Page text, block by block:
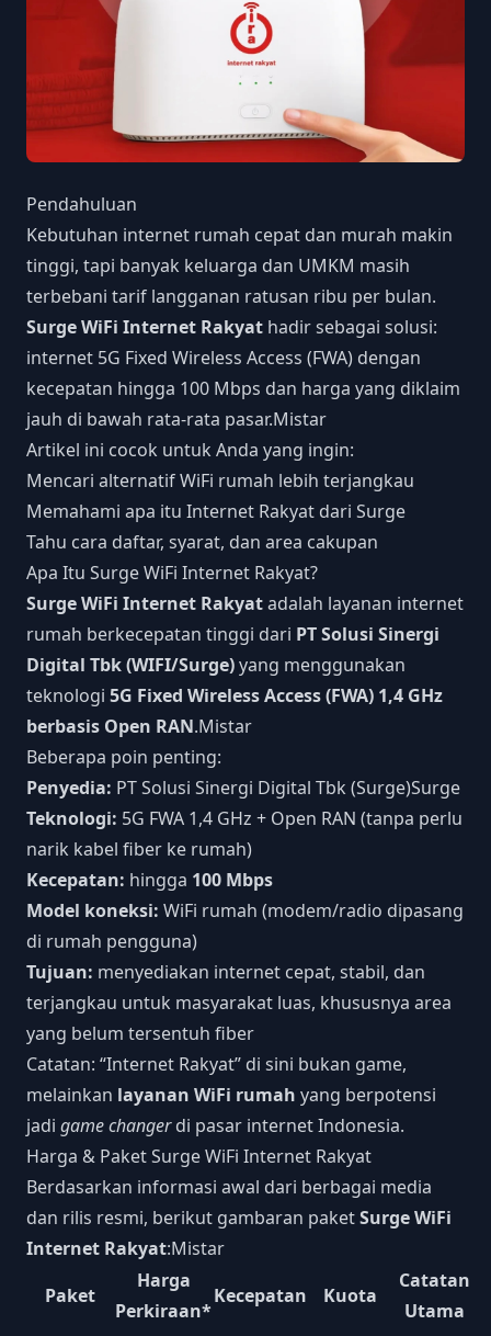
Pendahuluan
Kebutuhan internet rumah cepat dan murah makin
tinggi, tapi banyak keluarga dan UMKM masih
terbebani tarif langganan ratusan ribu per bulan.
Surge WiFi Internet Rakyat hadir sebagai solusi:
internet 5G Fixed Wireless Access (FWA) dengan
kecepatan hingga 100 Mbps dan harga yang diklaim
jauh di bawah rata-rata pasar.Mistar
Artikel ini cocok untuk Anda yang ingin:
Mencari alternatif WiFi rumah lebih terjangkau
Memahami apa itu Internet Rakyat dari Surge
Tahu cara daftar, syarat, dan area cakupan
Apa Itu Surge WiFi Internet Rakyat?
Surge WiFi Internet Rakyatadalah layanan internet
rumah berkecepatan tinggi dari PT Solusi Sinergi
Digital Tbk (WIFI/Surge)yang menggunakan
teknologi 5G Fixed Wireless Access (FWA) 1,4 GHz
berbasis Open RAN.Mistar
Beberapa poin penting:
Penyedia: PT Solusi Sinergi Digital Tbk (Surge)Surge
Teknologi: 5G FWA 1,4 GHz + Open RAN (tanpa perlu
narik kabel fiber ke rumah)
Kecepatan: hingga 100 Mbps
Model koneksi: WiFi rumah (modem/radio dipasang
di rumah pengguna)
Tujuan: menyediakan internet cepat, stabil, dan
terjangkau untuk masyarakat luas, khususnya area
yang belum tersentuh fiber
Catatan: “Internet Rakyat” di sini bukan game,
melainkan layanan WiFi rumah yang berpotensi
jadi game changerdi pasar internet Indonesia.
Harga & Paket Surge WiFi Internet Rakyat
Berdasarkan informasi awal dari berbagai media
dan rilis resmi, berikut gambaran paketSurge WiFi
Internet Rakyat:Mistar
Paket
Harga
Perkiraan*
Kecepatan Kuota
Catatan
Utama